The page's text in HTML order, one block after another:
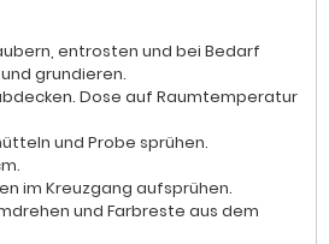
entrosten und bei Bedarf
grundieren.
Dose auf Raumtemperatur
und Probe sprühen.
im Kreuzgang aufsprühen.
und Farbreste aus dem